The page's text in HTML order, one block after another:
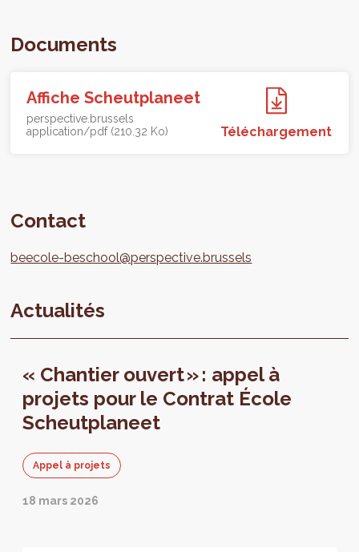
Documents
Affiche Scheutplaneet
perspective.brussels
application/pdf (210.32 Ko)
Téléchargement
Contact
beecole-beschool@perspective.brussels
Actualités
« Chantier ouvert » : appel à
projets pour le Contrat École
Scheutplaneet
Appel à projets
18 mars 2026